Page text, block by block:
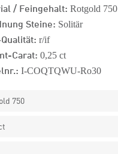
/ Feingehalt: Rotgold 750
Steine: Solitär
r/if
Carat: 0,25 ct
I-COQTQWU-Ro30
750